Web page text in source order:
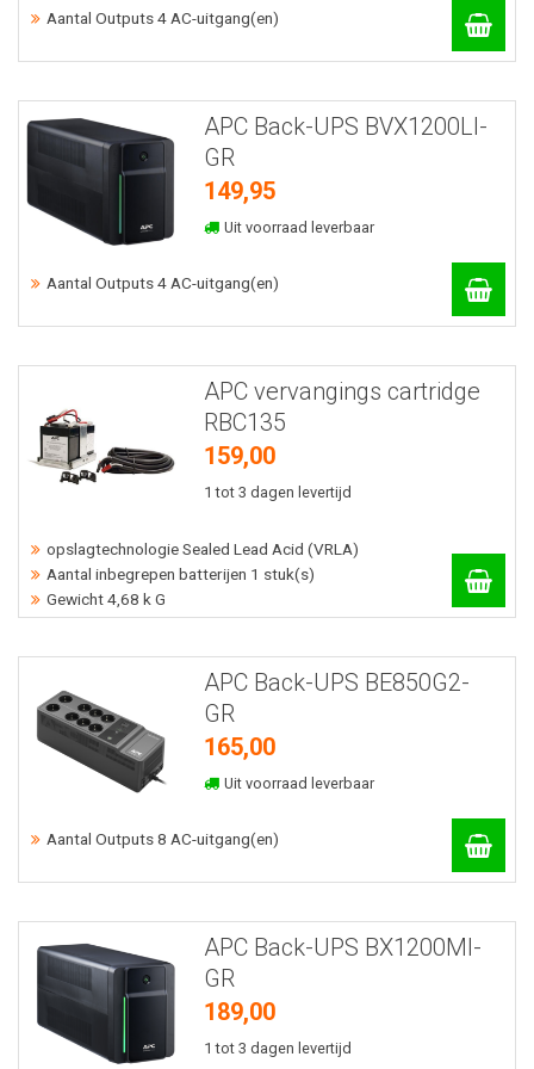
Aantal Outputs 4 AC-uitgang(en)
APC Back-UPS BVX1200LI-
GR
149,95
Uit voorraad leverbaar
Aantal Outputs 4 AC-uitgang(en)
APC vervangings cartridge
RBC135
159,00
1 tot 3 dagen levertijd
opslagtechnologie Sealed Lead Acid (VRLA)
Aantal inbegrepen batterijen 1 stuk(s)
Gewicht 4,68 k G
APC Back-UPS BE850G2-
GR
165,00
Uit voorraad leverbaar
Aantal Outputs 8 AC-uitgang(en)
APC Back-UPS BX1200MI-
GR
189,00
1 tot 3 dagen levertijd